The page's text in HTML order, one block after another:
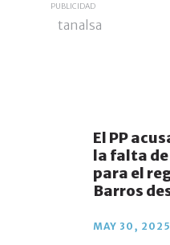
PUBLICIDAD
El PP
la falta
para el
Barros
MAY 30, 2025